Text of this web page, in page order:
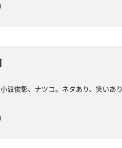
渡俊彰、ナツコ。ネタあり、笑いあ